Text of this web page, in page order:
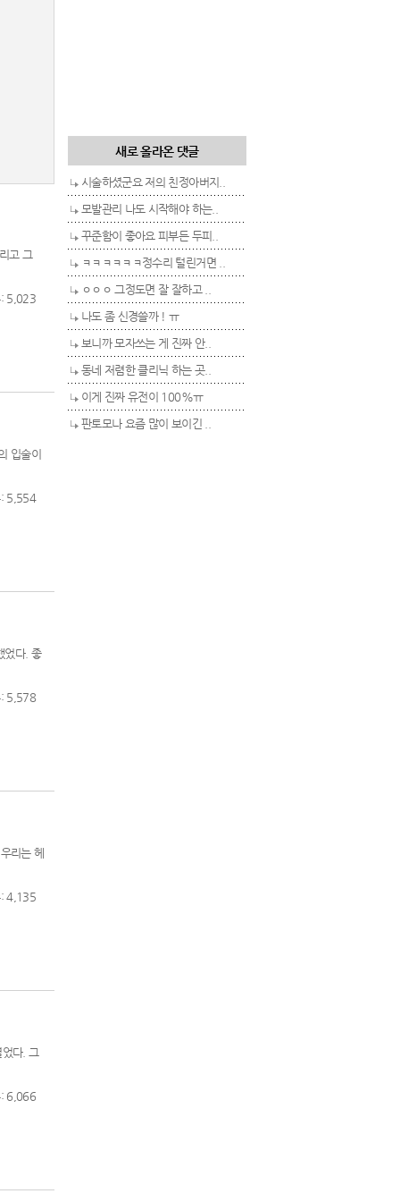
고 그
: 5,023
입술이
: 5,554
었다. 좋
: 5,578
리는 헤
: 4,135
다. 그
: 6,066
새로 올라온 댓글
시술하셨군요 저의 친정아버지..
모발관리 나도 시작해야 하는..
꾸준함이 좋아요 피부든 두피..
ㅋㅋㅋㅋㅋㅋ정수리 털린거면 ..
ㅇㅇㅇ 그정도면 잘 잘하고 ..
나도 좀 신경쓸까 ! ㅠ
보니까 모자쓰는 게 진짜 안..
동네 저렴한 클리닉 하는 곳..
이게 진짜 유전이 100%ㅠ
판토모나 요즘 많이 보이긴 ..